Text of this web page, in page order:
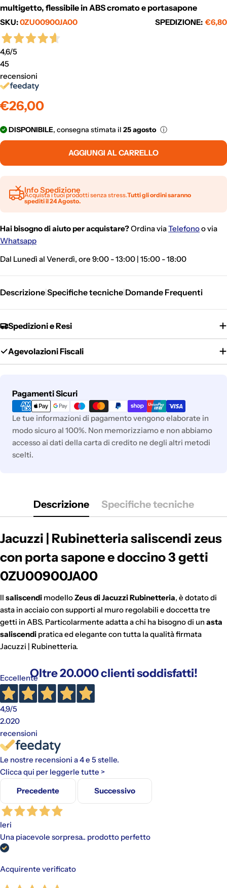
multigetto, flessibile in ABS cromato e portasapone
SKU:0ZU00900JA00 SPEDIZIONE: €6,80
4,6/5
45
recensioni
Prezzo
€26,00
Gli addebiti avverranno automaticamente sul metodo di
DISPONIBILE, consegna stimata il 25 agosto ⓘ
AGGIUNGI AL CARRELLO
Info Spedizione
Acquista i tuoi prodotti senza stress.Tutti gli ordini saranno
spediti il 24 Agosto.
Hai bisogno di aiuto per acquistare?Ordina viaTelefonoo via
Whatsapp
Dal Lunedì al Venerdì, ore 9:00 - 13:00 | 15:00 - 18:00
Descrizione|Specifiche tecniche|Domande Frequenti
Spedizioni e Resi
Agevolazioni Fiscali
Pagamenti Sicuri
Metodi
di
pagamento
Le tue informazioni di pagamento vengono elaborate in
modo sicuro al 100%. Non memorizziamo e non abbiamo
accesso ai dati della carta di credito ne degli altri metodi
scelti.
Descrizione Specifiche tecniche
Jacuzzi | Rubinetteria saliscendi zeus
con porta sapone e doccino 3 getti
0ZU00900JA00
Il saliscendi modelloZeus di Jacuzzi Rubinetteria, è dotato di
asta in acciaio con supporti al muro regolabili e doccetta tre
getti in ABS. Particolarmente adatta a chi ha bisogno di un asta
saliscendi pratica ed elegante con tutta la qualità firmata
Jacuzzi | Rubinetteria.
Oltre 20.000 clienti soddisfatti!
Eccellente
4,9/5
2.020
recensioni
Le nostre recensioni a 4 e 5 stelle.
Clicca qui per leggerle tutte >
Precedente
Successivo
Ieri
Una piacevole sorpresa.. prodotto perfetto
Acquirente verificato